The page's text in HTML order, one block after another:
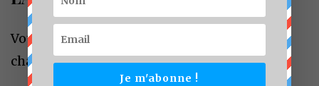
Votre adresse e-mail ne sera pas publiée.
Les
champs obligatoires sont indiqués avec*
Je m'abonne !